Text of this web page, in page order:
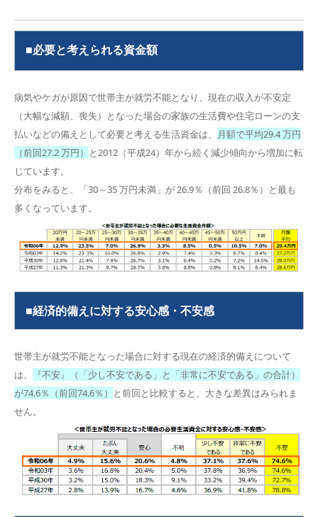
■必要と考えられる資金額
病気やケガが原因で世帯主が就労不能となり、現在の収入が不安定
（大幅な減額、喪失）となった場合の家族の生活費や住宅ローンの支
払いなどの備えとして必要と考える生活資金は、
月額で平均29.4 万円
（前回27.2 万円） と2012（平成24）年から続く減少傾向から増加に転
じています。
分布をみると、「30～35 万円未満」が 26.9％（前回 26.8％）と最も
多くなっています。
■経済的備えに対する安心感・不安感
世帯主が就労不能となった場合に対する現在の経済的備えについて
は、
『不安』（「少し不安である」と「非常に不安である」の合計）
が74.6％（前回74.6％） と前回と比較すると、大きな差異はみられま
せん。